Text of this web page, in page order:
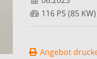
116 PS (85 KW)
Angebot